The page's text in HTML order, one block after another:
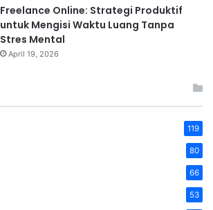
Freelance Online: Strategi Produktif
untuk Mengisi Waktu Luang Tanpa
Stres Mental
April 19, 2026
119
80
66
53